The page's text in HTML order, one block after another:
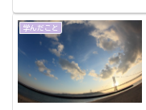
学んだこと